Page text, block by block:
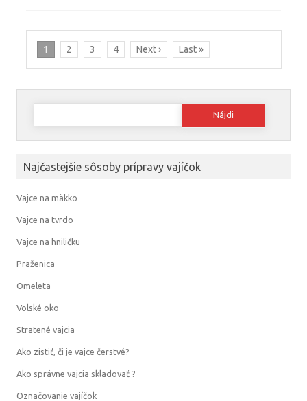
1 2 3 4 Next › Last »
Hľadať:
Najčastejšie sôsoby prípravy vajíčok
Vajce na mäkko
Vajce na tvrdo
Vajce na hniličku
Praženica
Omeleta
Volské oko
Stratené vajcia
Ako zistiť, či je vajce čerstvé?
Ako správne vajcia skladovať ?
Označovanie vajíčok